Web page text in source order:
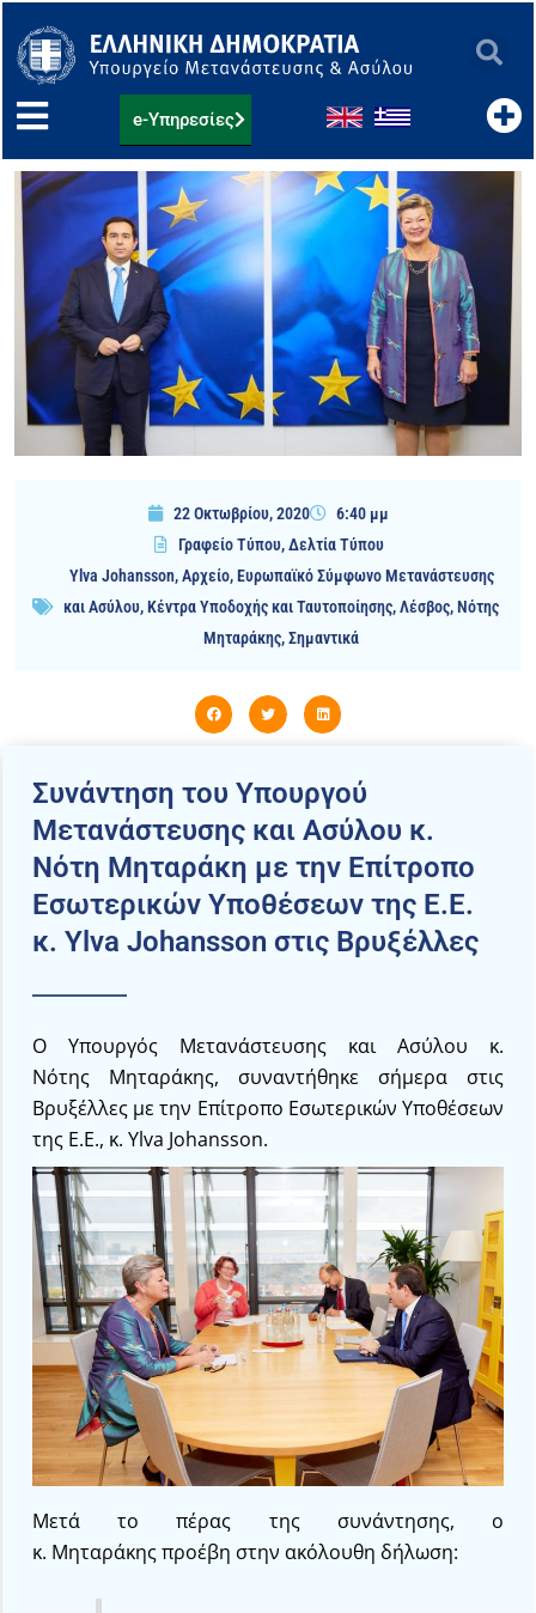
στο
περιεχόμενο
e-Υπηρεσίες
22 Οκτωβρίου, 2020
6:40 μμ
Γραφείο Τύπου,Δελτία Τύπου
Ylva Johansson,Αρχείο,Ευρωπαϊκό Σύμφωνο Μετανάστευσης
και Ασύλου,Κέντρα Υποδοχής και Ταυτοποίησης,Λέσβος,Νότης
Μηταράκης,Σημαντικά
Συνάντηση του Υπουργού
Μετανάστευσης και Ασύλου κ.
Νότη Μηταράκη με την Επίτροπο
Εσωτερικών Υποθέσεων της Ε.Ε.
κ. Ylva Johansson στις Βρυξέλλες
Ο Υπουργός Μετανάστευσης και Ασύλου κ.
Νότης Μηταράκης, συναντήθηκε σήμερα στις
Βρυξέλλες με την Επίτροπο Εσωτερικών Υποθέσεων
της Ε.Ε., κ. Ylva Johansson.
Μετά το πέρας της συνάντησης, ο
κ. Μηταράκης προέβη στην ακόλουθη δήλωση: